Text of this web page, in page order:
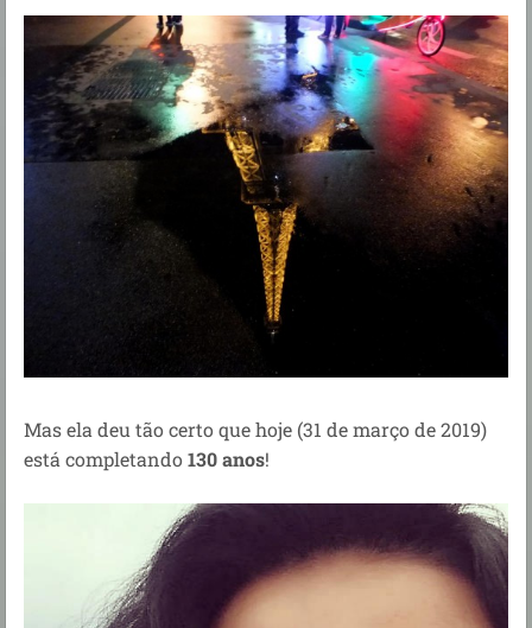
Mas ela deu tão certo que hoje (31 de março de 2019)
está completando130 anos!